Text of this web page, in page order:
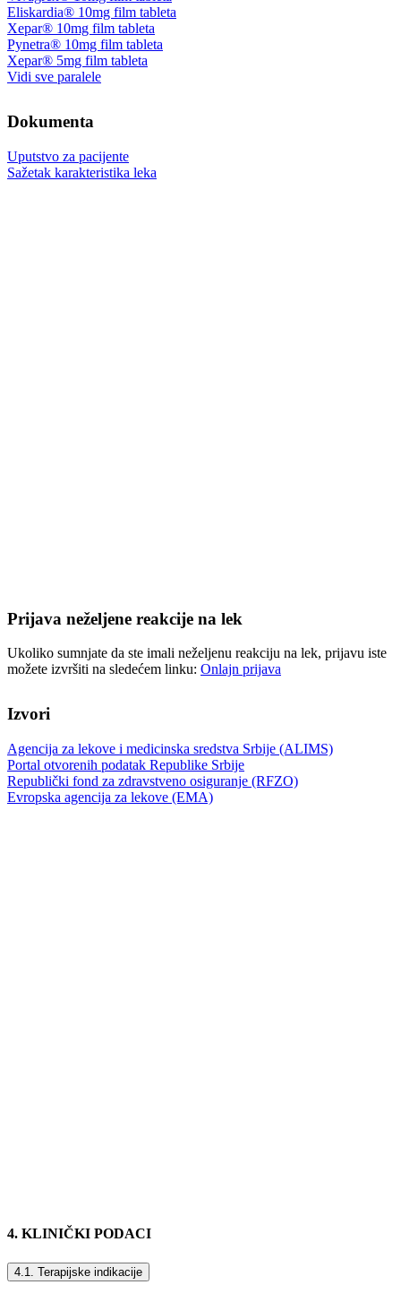
Eliskardia® 10mg film tableta
Xepar® 10mg film tableta
Pynetra® 10mg film tableta
Xepar® 5mg film tableta
Vidi sve paralele
Dokumenta
Uputstvo za pacijente
Sažetak karakteristika leka
Prijava neželjene reakcije na lek
Ukoliko sumnjate da ste imali neželjenu reakciju na lek, prijavu iste
možete izvršiti na sledećem linku: Onlajn prijava
Izvori
Agencija za lekove i medicinska sredstva Srbije (ALIMS)
Portal otvorenih podatak Republike Srbije
Republički fond za zdravstveno osiguranje (RFZO)
Evropska agencija za lekove (EMA)
4. KLINIČKI PODACI
4.1. Terapijske indikacije